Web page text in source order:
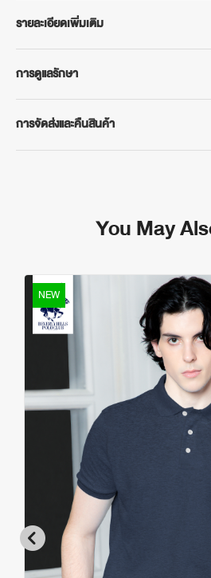
รายละเอียดเพิ่มเติม
BEVERLY HILLS POLO CLUB
New Arrivals!!
- ผลิตจากเนื้อผ้า INTERLOCK ที่มีคุณภา
- ระบายความร้อนได้ดี
ระดับ สามารถสวมใส่ได้ทุกวัน
การตั้งค่าการแสดงผลสีของแต่ละหน้าจอ
การดูแลรักษา
- ซักด้วยน้ำอุณหภูมิไม่เกิน 40°
- แยกซักมือกับผ้าสีเหมือนกัน
- ห้ามใช้น้ำยาฟอกขาว
- ปั่นแห้งด้วยอุณหภูมิต่ำ
- รีดด้วยอุณหภูมิต่ำ
การจัดส่งและคืนสินค้า
การจัดส่งสินค้า
กรณีต้องการเปลี่ยนหรือคืนสินค้า
สามารถติดต่อได้ที่ฝ่ายบริการลูกค้าของเรา
สินค้าและบรรจุภัณฑ์ต้องอยู่ในสภาพครบถ้
อ่านเงื่อนไขเพิ่มเติม
https://www.bhpcthailand.com/
You May
NEW